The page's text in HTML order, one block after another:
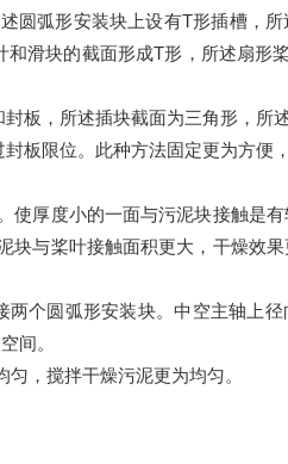
圆弧形安装块上设有T形插槽，
滑块的截面形成T形，所述扇形
板，所述插块截面为三角形，所
板限位。此种方法固定更为方便
使厚度小的一面与污泥块接触是
块与桨叶接触面积更大，干燥效
个圆弧形安装块。中空主轴上
间。
，搅拌干燥污泥更为均匀。